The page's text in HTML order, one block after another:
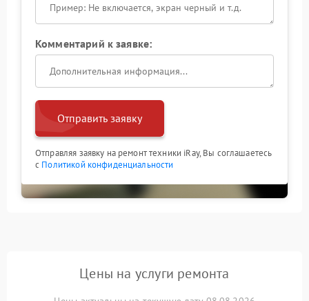
Комментарий к заявке:
Отправить заявку
Отправляя заявку на ремонт техники iRay, Вы соглашаетесь
с Политикой конфиденциальности
Цены на услуги ремонта